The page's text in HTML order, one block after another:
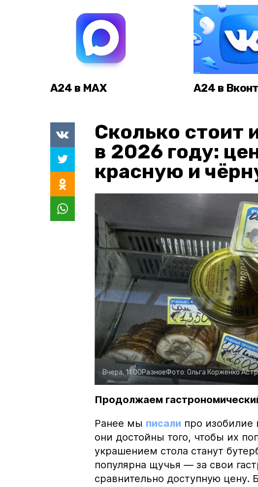
А24 в MAX А24 в
Сколько стоит
в 2026 году:
красную и
Вчера, 11:00РазноеФото: Ольга Корженко
Продолжаем
Ранее мы писали про изобилие
они достойны того, чтобы их
украшением стола станут
популярна щучья — за свои
сравнительно доступную цену.